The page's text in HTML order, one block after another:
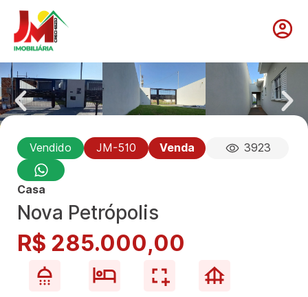
Vendido JM-510 Venda 3923
Casa
Nova Petrópolis
R$ 285.000,00